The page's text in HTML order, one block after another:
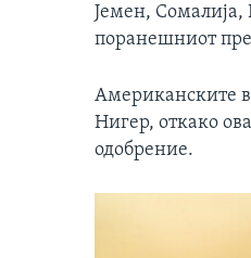
Јемен,
поранешниот
Американските
Нигер, откако
одобрение.